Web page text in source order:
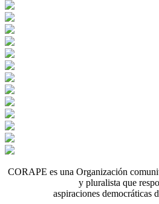
CORAPE es una Organización
y pluralista que
aspiraciones democráticas